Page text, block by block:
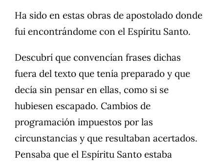
Ha sido en estas obras de apostolado donde
fui encontrándome con el Espíritu Santo.
Descubrí que convencían frases dichas
fuera del texto que tenía preparado y que
decía sin pensar en ellas, como si se
hubiesen escapado. Cambios de
programación impuestos por las
circunstancias y que resultaban acertados.
Pensaba que el Espíritu Santo estaba